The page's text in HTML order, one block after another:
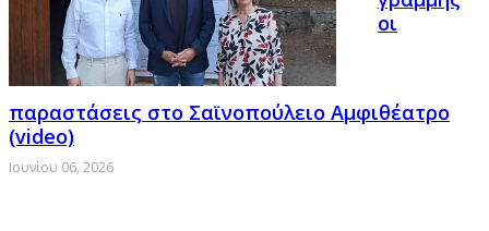
οι
παραστάσεις στο Σαϊνοπούλειο Αμφιθέατρο
(video)
Ιουνίου 06, 2026